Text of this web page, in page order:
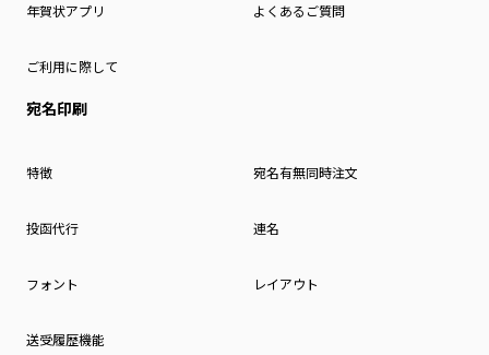
年賀状アプリ よくあるご質問
ご利用に際して
宛名印刷
特徴 宛名有無同時注文
投函代行 連名
フォント レイアウト
送受履歴機能